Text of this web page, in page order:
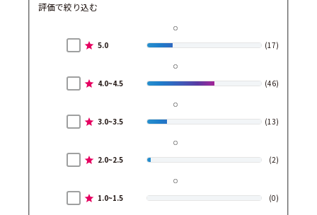
評価で絞り込む
5.0 (17)
4.0~4.5 (46)
3.0~3.5 (13)
2.0~2.5 (2)
1.0~1.5 (0)